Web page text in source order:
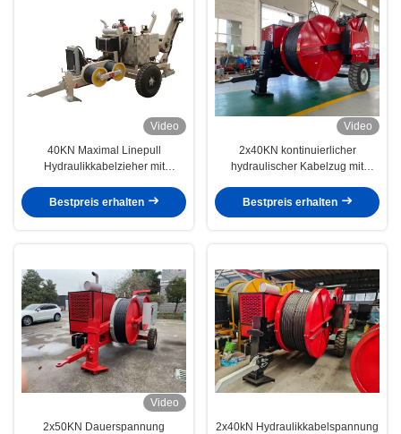
Video
40KN Maximal Linepull
Hydraulikkabelzieher mit
Übertragungsleitungen
Bestpreis erhalten
Video
2x40KN kontinuierlicher
hydraulischer Kabelzug mit
elektronischer Steuerung für
Bestpreis erhalten
Video
2x50KN Dauerspannung
2x40kN Hydraulikkabelspannung